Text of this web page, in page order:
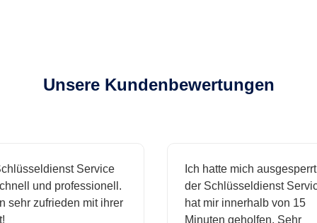
Unsere Kundenbewertungen
Service
und professionell.
zufrieden mit ihrer
Ich hatte mich ausgesperrt
der Schlüsseldienst Service
hat mir innerhalb von 15
Minuten geholfen. Sehr